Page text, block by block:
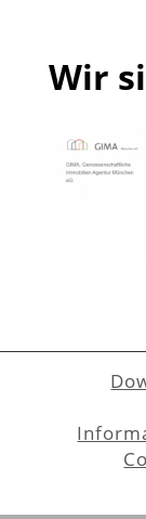
Wir